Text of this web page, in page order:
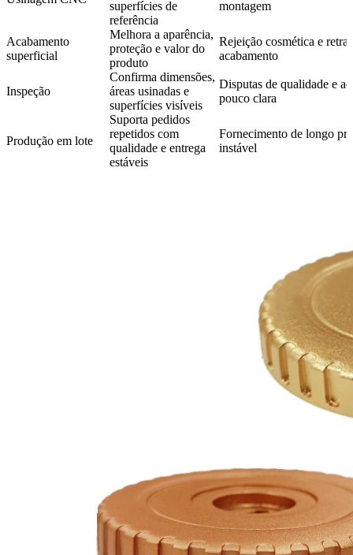
superfícies de
referência
montagem
Acabamento
superficial
Melhora a aparência,
proteção e valor do
produto
Rejeição cosmética e
acabamento
Inspeção
Confirma dimensões,
áreas usinadas e
superfícies visíveis
Disputas de qualidade e
pouco clara
Produção em lote
Suporta pedidos
repetidos com
qualidade e entrega
estáveis
Fornecimento de longo
instável